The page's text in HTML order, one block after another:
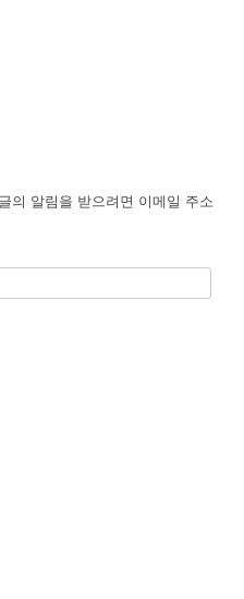
의 알림을 받으려면 이메일 주소